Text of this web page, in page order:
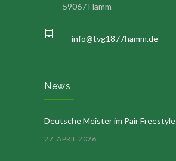
59067 Hamm
info@tvg1877hamm.de
News
Deutsche Meister im Pair Freestyle
27. APRIL 2026